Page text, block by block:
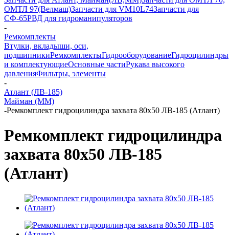
ОМТЛ 97(Велмаш)Запчасти для VM10L74Запчасти для
СФ-65РВД для гидроманипуляторов
-
Ремкомплекты
Втулки, вкладыши, оси,
подшипникиРемкомплектыГидрооборудованиеГидроцилиндры
и комплектующиеОсновные частиРукава высокого
давленияФильтры, элементы
-
Атлант (ЛВ-185)
Майман (ММ)
-Ремкомплект гидроцилиндра захвата 80х50 ЛВ-185 (Атлант)
Ремкомплект гидроцилиндра
захвата 80х50 ЛВ-185
(Атлант)